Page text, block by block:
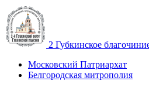
2 Губкинское
Московский Патриархат
Белгородская митрополия